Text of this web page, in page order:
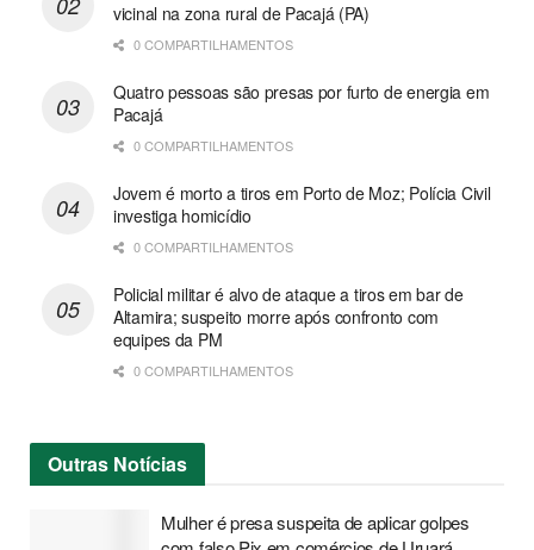
vicinal na zona rural de Pacajá (PA)
0 COMPARTILHAMENTOS
Quatro pessoas são presas por furto de energia em
Pacajá
0 COMPARTILHAMENTOS
Jovem é morto a tiros em Porto de Moz; Polícia Civil
investiga homicídio
0 COMPARTILHAMENTOS
Policial militar é alvo de ataque a tiros em bar de
Altamira; suspeito morre após confronto com
equipes da PM
0 COMPARTILHAMENTOS
Outras Notícias
Mulher é presa suspeita de aplicar golpes